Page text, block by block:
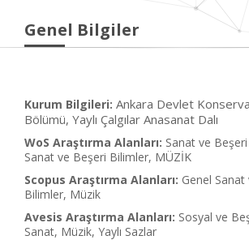
Genel Bilgiler
Kurum Bilgileri: Ankara Devlet
Bölümü, Yaylı Çalgılar Anasanat Dalı
WoS Araştırma Alanları: Sanat ve
Sanat ve Beşeri Bilimler, MÜZİK
Scopus Araştırma Alanları: Genel
Bilimler, Müzik
Avesis Araştırma Alanları: Sosyal ve
Sanat, Müzik, Yaylı Sazlar